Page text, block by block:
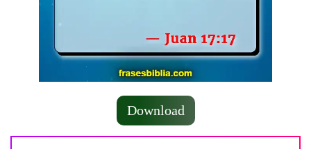
Download